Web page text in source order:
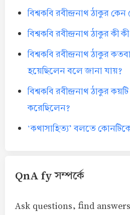
বিশ্বকবি রবীন্দ্রনাথ ঠাকুর
বিশ্বকবি রবীন্দ্রনাথ ঠাকুর কী
বিশ্বকবি রবীন্দ্রনাথ ঠাকুর
হয়েছিলেন বলে জানা যায়?
বিশ্বকবি রবীন্দ্রনাথ ঠাকুর
করেছিলেন?
‘কথাসাহিত্য’ বলতে
QnA fy সম্পর্কে
Ask questions, find